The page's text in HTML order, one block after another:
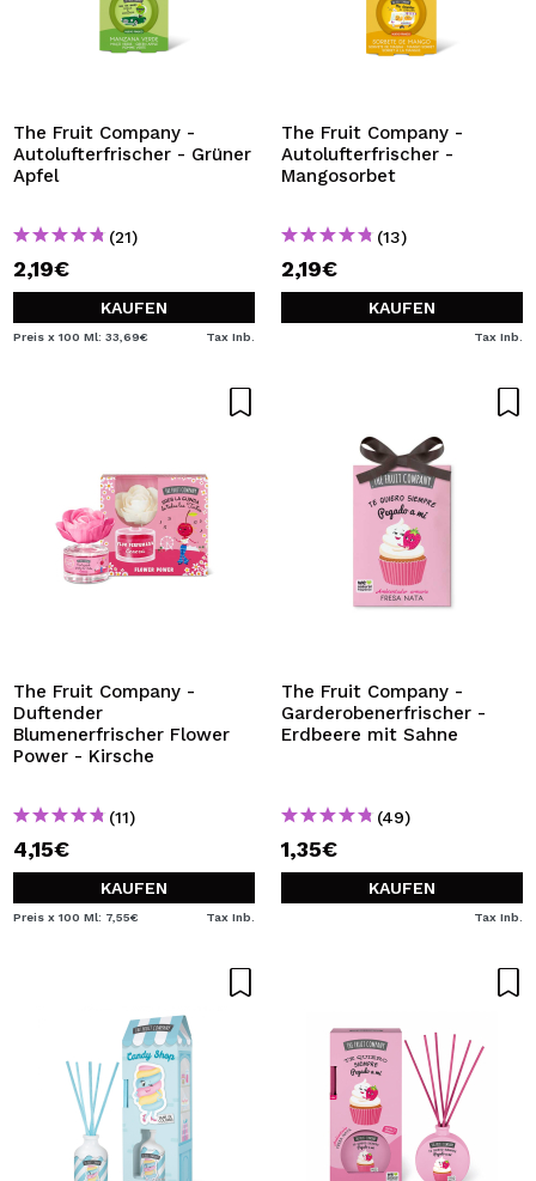
The Fruit Company -
Autolufterfrischer - Grüner
Apfel
(21)
2,19€
KAUFEN
Preis x 100 Ml: 33,69€ Tax Inb.
The Fruit Company -
Autolufterfrischer -
Mangosorbet
(13)
2,19€
KAUFEN
Tax Inb.
The Fruit Company -
Duftender
Blumenerfrischer Flower
Power - Kirsche
(11)
4,15€
KAUFEN
Preis x 100 Ml: 7,55€ Tax Inb.
The Fruit Company -
Garderobenerfrischer -
Erdbeere mit Sahne
(49)
1,35€
KAUFEN
Tax Inb.